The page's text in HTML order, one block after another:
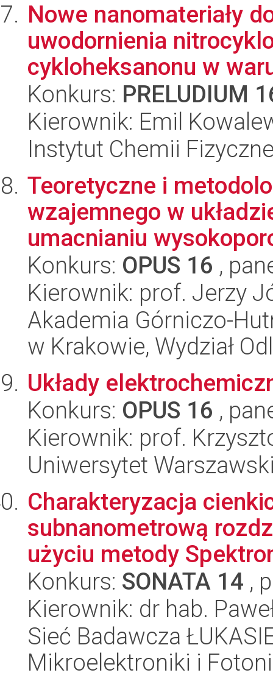
Nowe nanomateriały
uwodornienia
cykloheksanonu w
Konkurs: PRELUDIUM
Kierownik: Emil
Instytut Chemii
Teoretyczne i
wzajemnego w
umacnianiu
Konkurs: OPUS 16 ,
Kierownik: prof. Jerzy
Akademia Górniczo-
w Krakowie, Wydział
Układy
Konkurs: OPUS 16 ,
Kierownik: prof.
Uniwersytet
Charakteryzacja
subnanometrową
użyciu metody
Konkurs: SONATA 14 ,
Kierownik: dr hab.
Sieć Badawcza
Mikroelektroniki i